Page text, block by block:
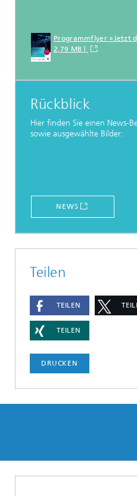
Programmflyer »Jetzt
2,79 MB ]
Rückblick
Hier finden Sie einen News-
sowie ausgewählte Bilder:
NEWS
Teilen
TEILEN
TEILEN
DRUCKEN